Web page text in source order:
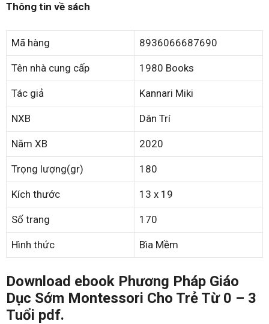
Thông tin về sách
Mã hàng 8936066687690
Tên nhà cung cấp 1980 Books
Tác giả Kannari Miki
NXB Dân Trí
Năm XB 2020
Trọng lượng(gr) 180
Kích thước 13 x 19
Số trang 170
Hình thức Bìa Mềm
Download ebook Phương Pháp Giáo
Dục Sớm Montessori Cho Trẻ Từ 0 – 3
Tuổi pdf.